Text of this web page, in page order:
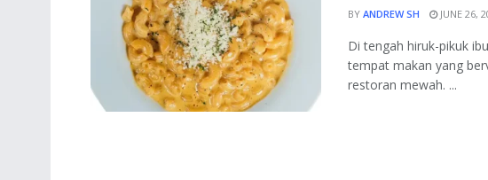
BY ANDREW SH JUNE 26,
Di tengah hiruk-pikuk
tempat makan yang
restoran mewah. ...